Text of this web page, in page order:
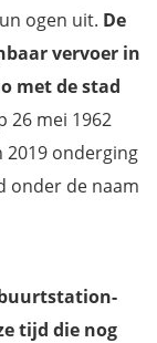
ogen uit. De
vervoer in
met de stad
26 mei 1962
2019 onderging
onder de naam
tijd die nog